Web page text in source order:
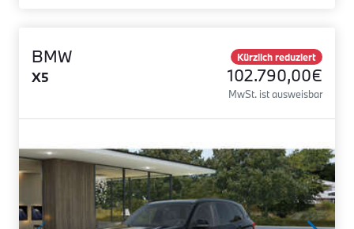
BMW
X5
Kürzlich reduziert
102.790,00€
MwSt. ist ausweisbar